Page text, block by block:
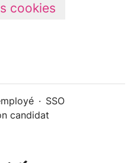
cookies
· SSO
candidat